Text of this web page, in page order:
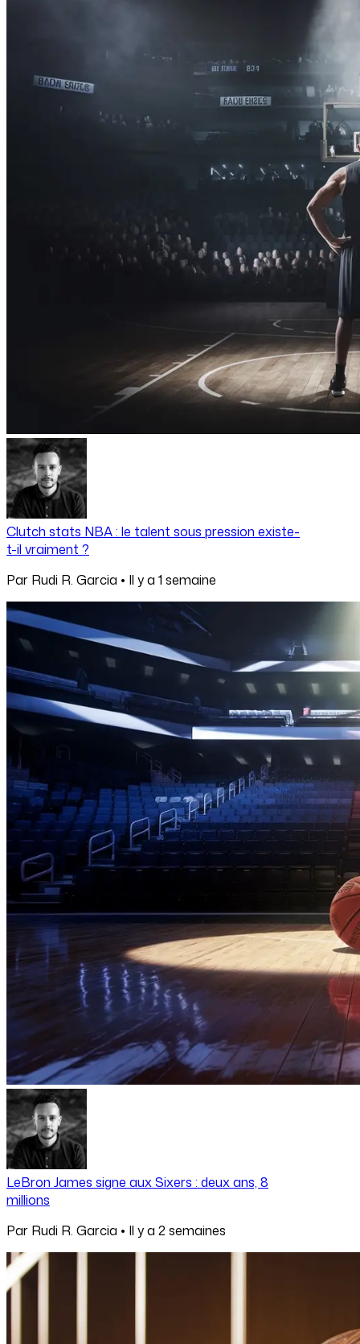
Clutch stats NBA : le talent sous pression existe-
t-il vraiment ?
Par Rudi R. Garcia • Il y a 1 semaine
LeBron James signe aux Sixers : deux ans, 8
millions
Par Rudi R. Garcia • Il y a 2 semaines